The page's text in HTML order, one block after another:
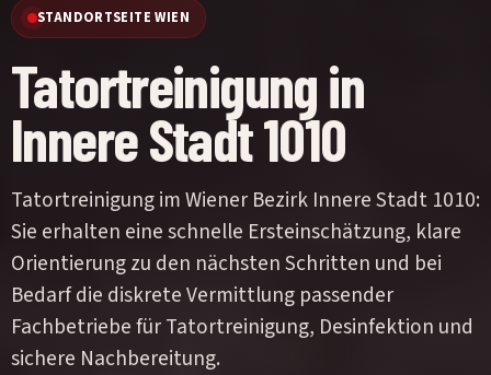
STANDORTSEITE WIEN
Tatortreinigung in
Innere Stadt 1010
Tatortreinigung im Wiener Bezirk Innere Stadt 1010:
Sie erhalten eine schnelle Ersteinschätzung, klare
Orientierung zu den nächsten Schritten und bei
Bedarf die diskrete Vermittlung passender
Fachbetriebe für Tatortreinigung, Desinfektion und
sichere Nachbereitung.